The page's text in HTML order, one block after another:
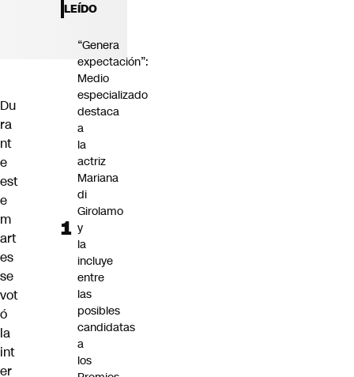
Du
ra
nt
e
est
e
m
art
es
se
vot
ó
la
int
er
LEÍDO
“Genera
expectación”:
Medio
especializado
destaca
a
la
actriz
Mariana
di
Girolamo
y
la
incluye
entre
las
posibles
candidatas
a
los